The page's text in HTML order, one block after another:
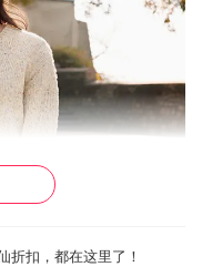
折扣，都在这里了！